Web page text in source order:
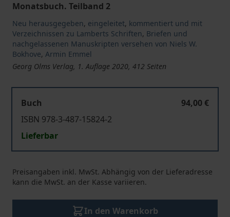
Monatsbuch. Teilband 2
Neu herausgegeben, eingeleitet, kommentiert und mit
Verzeichnissen zu Lamberts Schriften, Briefen und
nachgelassenen Manuskripten versehen von Niels W.
Bokhove, Armin Emmel
Georg Olms Verlag, 1. Auflage 2020, 412 Seiten
Buch
94,00 €
ISBN 978-3-487-15824-2
Lieferbar
Preisangaben inkl. MwSt. Abhängig von der Lieferadresse
kann die MwSt. an der Kasse variieren.
In den Warenkorb